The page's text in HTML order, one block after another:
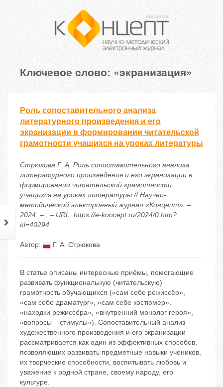
Ключевое слово: «экранизация»
Роль сопоставительного анализа
литературного произведения и его
экранизации в формировании читательской
грамотности учащихся на уроках литературы
Стрюкова Г. А. Роль сопоставительного анализа
литературного произведения и его экранизации в
формировании читательской грамотности
учащихся на уроках литературы // Научно-
методический электронный журнал «Концепт». –
2024. – . – URL: https://e-koncept.ru/2024/0.htm?
id=40294
Автор: Г. А. Стрюкова
В статье описаны интересные приёмы, помогающие
развивать функциональную (читательскую)
грамотность обучающихся («сам себе режиссёр»,
«сам себе драматург», «сам себе костюмер»,
«находки режиссёра», «внутренний монолог героя»,
«вопросы – стимулы»). Сопоставительный анализ
художественного произведения и его экранизации
рассматривается как один из эффективных способов,
позволяющих развивать предметные навыки учеников,
их творческие способности, воспитывать любовь и
уважение к родной стране, своему народу, его
культуре.